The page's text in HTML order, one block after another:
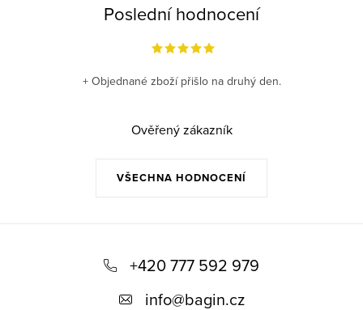
Poslední hodnocení
VŠECHNA HODNOCENÍ
+ Objednané zboží přišlo na druhý den.
Ověřený zákazník
+420 777 592 979
info@bagin.cz